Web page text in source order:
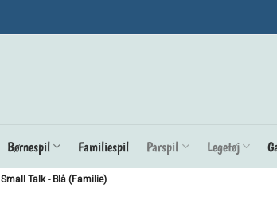
Børnespil Familiespil Parspil Legetøj
Small Talk - Blå (Familie)